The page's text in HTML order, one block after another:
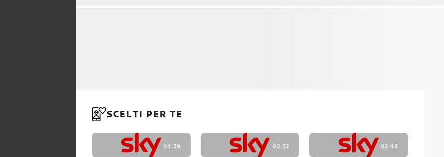
SCELTI PER TE
04:39 03:32 02:48